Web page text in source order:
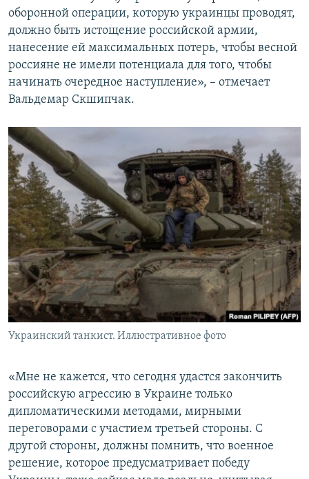
оборонной операции, которую украинцы проводят,
должно быть истощение российской армии,
нанесение ей максимальных потерь, чтобы весной
россияне не имели потенциала для того, чтобы
начинать очередное наступление», – отмечает
Вальдемар Скшипчак.
Украинский танкист. Иллюстративное фото
«Мне не кажется, что сегодня удастся закончить
российскую агрессию в Украине только
дипломатическими методами, мирными
переговорами с участием третьей стороны. С
другой стороны, должны помнить, что военное
решение, которое предусматривает победу